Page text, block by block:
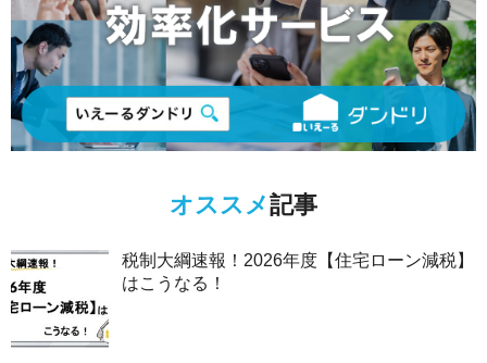
オススメ記事
税制大綱速報！2026年度【住宅ローン減税】
はこうなる！